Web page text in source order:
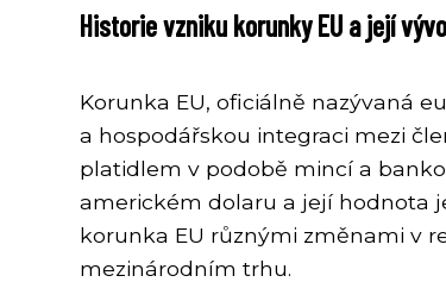
Historie vzniku korunky EU a její
Korunka EU, oficiálně nazývaná
a hospodářskou integraci mezi
platidlem v podobě mincí a
americkém dolaru a její hodnota
korunka EU různými změnami v
mezinárodním trhu.